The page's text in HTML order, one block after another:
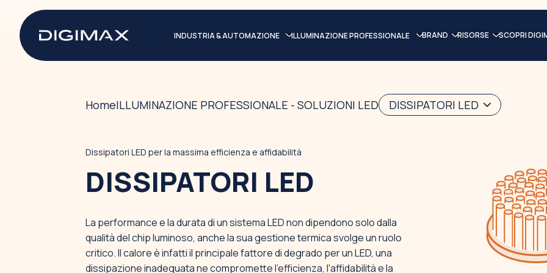
INDUSTRIA & AUTOMAZIONE ILLUMINAZIONE PROFESSIONALE BRAND RISORSE SCOPRI
HomeILLUMINAZIONE PROFESSIONALE - SOLUZIONI LED DISSIPATORI LED
Dissipatori LED per la massima efficienza e affidabilità
DISSIPATORI LED
La performance e la durata di un sistema LED non dipendono solo dalla
qualità del chip luminoso, anche la sua gestione termica svolge un ruolo
critico. Il calore è infatti il principale fattore di degrado per un LED, una
dissipazione inadeguata ne compromette l'efficienza, l'affidabilità e la